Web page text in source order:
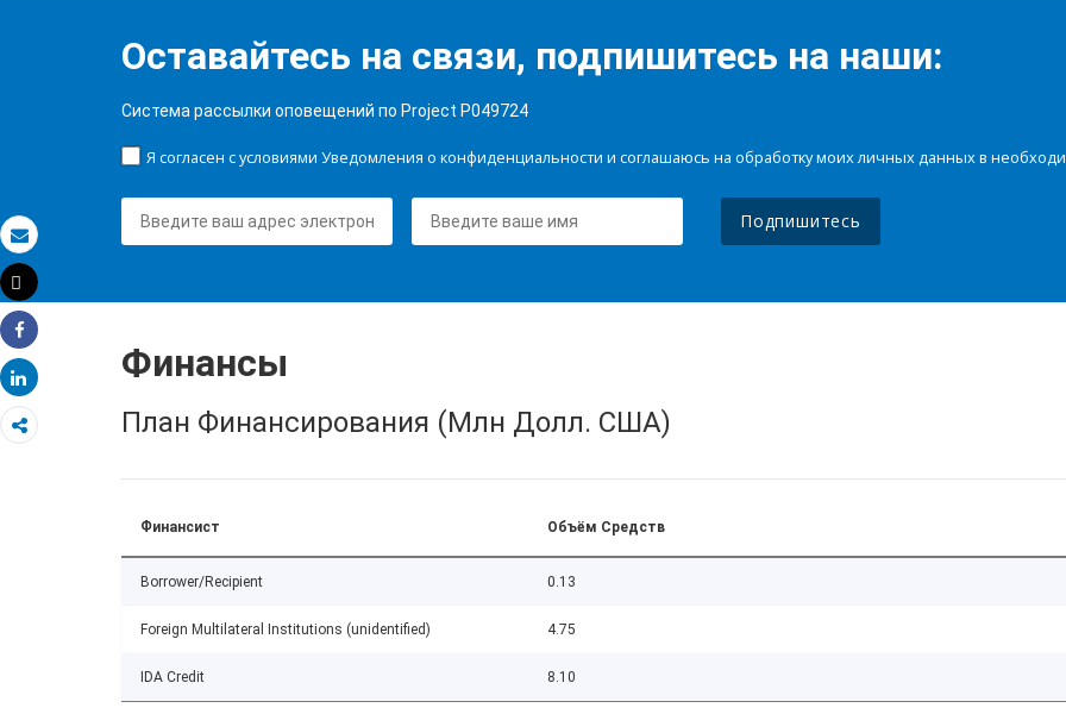
Электронная почта
Распечатать
Tweet
Share
Share
Оставайтесь на связи, подпишитесь на наши:
Система рассылки оповещений по Project P049724
Я согласен с условиями Уведомления о конфиденциальности и соглашаюсь на обработку моих личных данных в
Подпишитесь
Финансы
План Финансирования (Млн Долл. США)
Финансист Объём Средств
Borrower/Recipient 0.13
Foreign Multilateral Institutions (unidentified) 4.75
IDA Credit 8.10